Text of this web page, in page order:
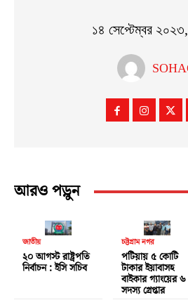
১৪ সেপ্টেম্বর
আরও পড়ুন
জাতীয়
২০ আগস্ট রাষ্ট্রপতি
নির্বাচন : ইসি সচিব
চট্টগ্রাম নগর
পটিয়ায় ৫ কোটি
টাকার ইয়াবাসহ
বাইকার গ্যাংয়ের ৬
সদস্য গ্রেপ্তার